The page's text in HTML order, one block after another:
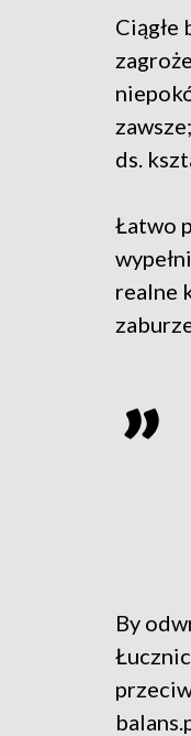
ds.
Łatwo
realne
By